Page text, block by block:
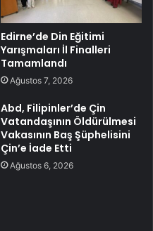
Edirne’de Din Eğitimi
Yarışmaları İl Finalleri
Tamamlandı
Ağustos 7, 2026
Abd, Filipinler’de Çin
Vatandaşının Öldürülmesi
Vakasının Baş Şüphelisini
Çin’e İade Etti
Ağustos 6, 2026